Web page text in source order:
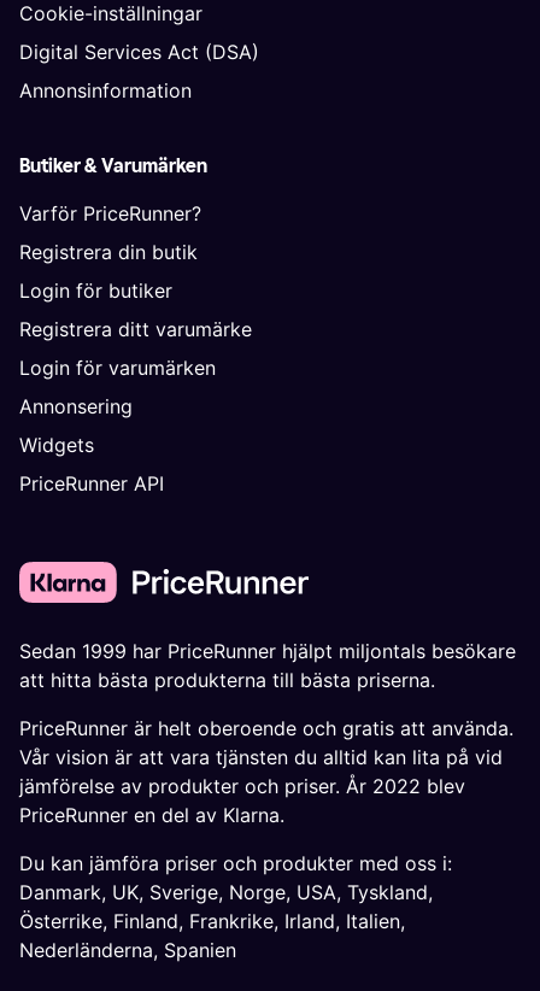
Cookie-inställningar
Digital Services Act (DSA)
Annonsinformation
Butiker & Varumärken
Varför PriceRunner?
Registrera din butik
Login för butiker
Registrera ditt varumärke
Login för varumärken
Annonsering
Widgets
PriceRunner API
Sedan 1999 har PriceRunner hjälpt miljontals besökare
att hitta bästa produkterna till bästa priserna.
PriceRunner är helt oberoende och gratis att använda.
Vår vision är att vara tjänsten du alltid kan lita på vid
jämförelse av produkter och priser. År 2022 blev
PriceRunner en del av Klarna.
Du kan jämföra priser och produkter med oss i:
Danmark, UK, Sverige, Norge, USA, Tyskland,
Österrike, Finland, Frankrike, Irland, Italien,
Nederländerna, Spanien